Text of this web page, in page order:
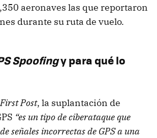
aeronaves las que reportaron
durante su ruta de vuelo.
Spoofingy para qué lo
First Post, la suplantación de
“es un tipo de ciberataque que
señales incorrectas de GPS a una